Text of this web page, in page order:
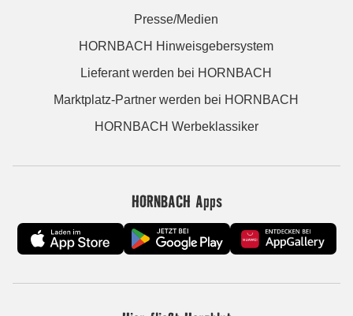
Presse/Medien
HORNBACH Hinweisgebersystem
Lieferant werden bei HORNBACH
Marktplatz-Partner werden bei HORNBACH
HORNBACH Werbeklassiker
HORNBACH Apps